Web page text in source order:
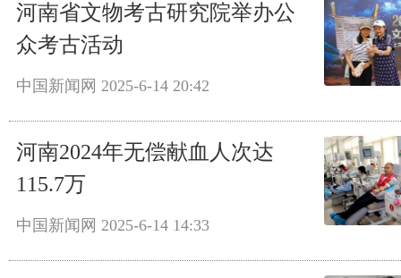
河南省文物考古研究院举办公
众考古活动
中国新闻网 2025-6-14 20:42
河南2024年无偿献血人次达
115.7万
中国新闻网 2025-6-14 14:33